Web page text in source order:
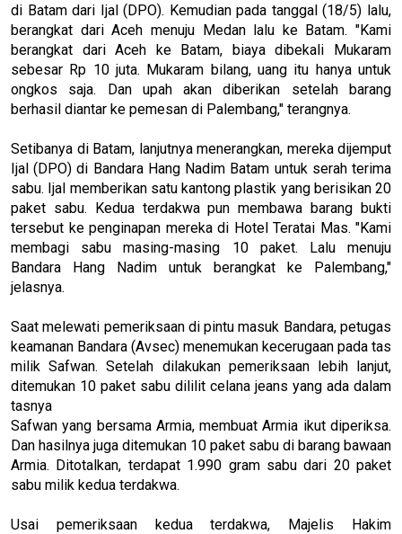
di Batam dari Ijal (DPO). Kemudian pada tanggal (18/5) lalu,
berangkat dari Aceh menuju Medan lalu ke Batam. "Kami
berangkat dari Aceh ke Batam, biaya dibekali Mukaram
sebesar Rp 10 juta. Mukaram bilang, uang itu hanya untuk
ongkos saja. Dan upah akan diberikan setelah barang
berhasil diantar ke pemesan di Palembang," terangnya.
Setibanya di Batam, lanjutnya menerangkan, mereka dijemput
Ijal (DPO) di Bandara Hang Nadim Batam untuk serah terima
sabu. Ijal memberikan satu kantong plastik yang berisikan 20
paket sabu. Kedua terdakwa pun membawa barang bukti
tersebut ke penginapan mereka di Hotel Teratai Mas. "Kami
membagi sabu masing-masing 10 paket. Lalu menuju
Bandara Hang Nadim untuk berangkat ke Palembang,"
jelasnya.
Saat melewati pemeriksaan di pintu masuk Bandara, petugas
keamanan Bandara (Avsec) menemukan kecerugaan pada tas
milik Safwan. Setelah dilakukan pemeriksaan lebih lanjut,
ditemukan 10 paket sabu dililit celana jeans yang ada dalam
tasnya
Safwan yang bersama Armia, membuat Armia ikut diperiksa.
Dan hasilnya juga ditemukan 10 paket sabu di barang bawaan
Armia. Ditotalkan, terdapat 1.990 gram sabu dari 20 paket
sabu milik kedua terdakwa.
Usai pemeriksaan kedua terdakwa, Majelis Hakim